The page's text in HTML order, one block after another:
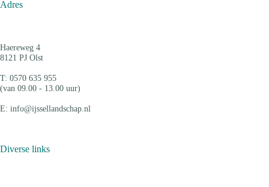
Adres
Haereweg 4
8121 PJ Olst
T: 0570 635 955
(van 09.00 - 13.00 uur)
E: info@ijssellandschap.nl
Diverse links